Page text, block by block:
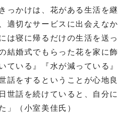
っかけは、花がある生活を継
適切なサービスに出会えなか
は寝に帰るだけの生活を送っ
結婚式でもらった花を家に飾
ている』『水が減っている』
話をするということが心地良
世話を続けていると、自分に
」（小室美佳氏）